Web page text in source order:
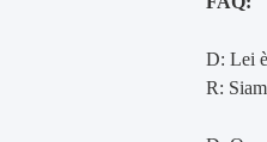
D: Lei
R: